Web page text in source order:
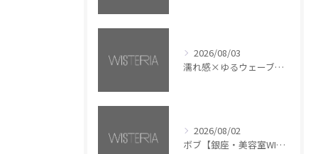
2026/08/03
濡れ感×ゆるウェーブミディアム【銀座・美容室WISTERIA】
2026/08/02
ボブ【銀座・美容室WISTERIA】